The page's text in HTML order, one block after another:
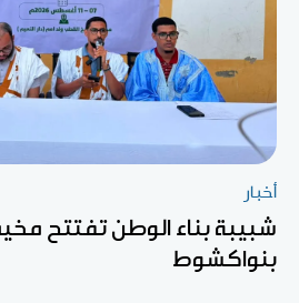
أخبار
بنواكشوط